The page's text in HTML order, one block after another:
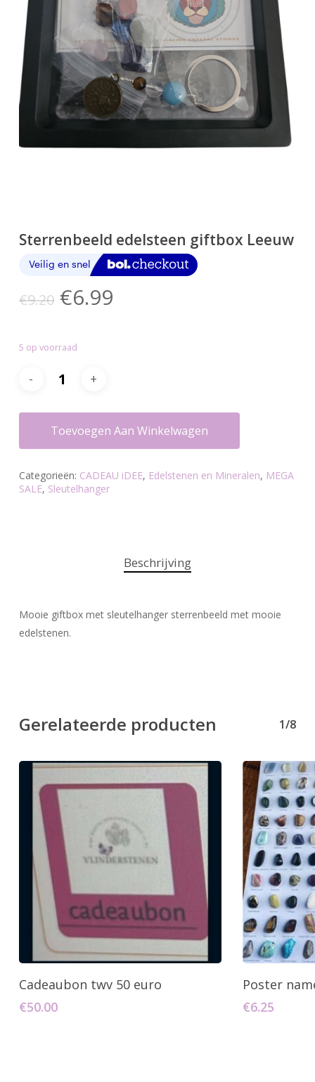
Go To Shop
Sterrenbeeld edelsteen giftbox Leeuw
€9.20 Oorspronkelijke
was:
€9.20.
€6.99Huidige
5 op voorraad
Toevoegen Aan Winkelwagen
Categorieën: CADEAU iDEE, Edelstenen en Mineralen, MEGA
SALE, Sleutelhanger
Beschrijving
Mooie giftbox met sleutelhanger sterrenbeeld met mooie
edelstenen.
Gerelateerde producten 1/8
Toevoegen Aan Winkelwagen
Cadeaubon twv 50 euro
€50.00
Poster
€6.25